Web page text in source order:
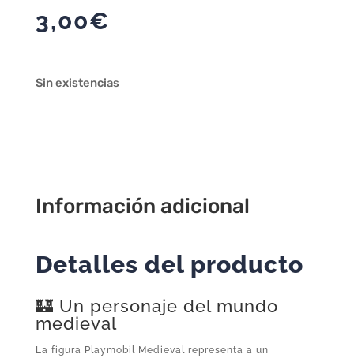
3,00€
Sin existencias
Información adicional
Detalles del producto
🏰 Un personaje del mundo
medieval
La figura Playmobil Medieval representa a un